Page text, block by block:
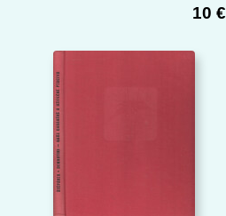
10 €